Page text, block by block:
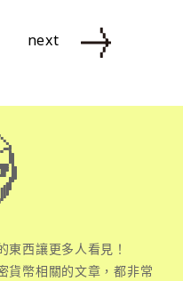
next
東西讓更多人看見！
貨幣相關的文章，都非常